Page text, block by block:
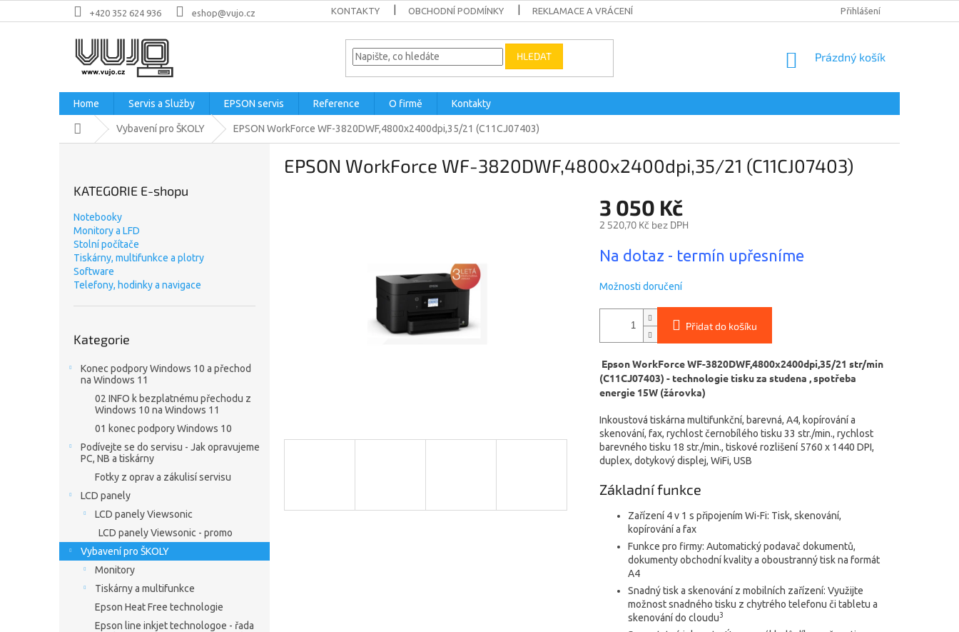
na
+420 352 624 936 eshop@vujo.cz KONTAKTY OBCHODNÍ PODMÍNKY REKLAMACE A VRÁCENÍ PODMÍNKY OCHRANY OSOBNÍCH ÚDAJŮ
Přihlášení
HLEDAT
NÁKUPNÍ
Prázdný košík
Home Servis a Služby EPSON servis Reference O firmě Kontakty
Domů Vybavení pro ŠKOLY EPSON WorkForce WF-3820DWF,4800x2400dpi,35/21 (C11CJ07403)
KATEGORIE E-shopu
Notebooky
Monitory a LFD
Stolní počítače
Tiskárny, multifunkce a plotry
Software
Telefony, hodinky a navigace
kategorie
Kategorie
Konec podpory Windows 10 a přechod
na Windows 11
02 INFO k bezplatnému přechodu z
Windows 10 na Windows 11
01 konec podpory Windows 10
Podívejte se do servisu - Jak opravujeme
PC, NB a tiskárny
Fotky z oprav a zákulisí servisu
LCD panely
LCD panely Viewsonic
LCD panely Viewsonic - promo
Vybavení pro ŠKOLY
Monitory
Tiskárny a multifunkce
Epson Heat Free technologie
Epson line inkjet technologoe - řada
EPSON WorkForce WF-3820DWF,4800x2400dpi,35/21 (C11CJ07403)
3 050 Kč
2 520,70 Kč bez DPH
cena:
Na dotaz - termín upřesníme
Možnosti doručení
Přidat do košíku
Epson WorkForce WF-3820DWF,4800x2400dpi,35/21 str/min
(C11CJ07403) - technologie tisku za studena , spotřeba
energie 15W (žárovka)
Inkoustová tiskárna multifunkční, barevná, A4, kopírování a
skenování, fax, rychlost černobílého tisku 33 str./min., rychlost
barevného tisku 18 str./min., tiskové rozlišení 5760 x 1440 DPI,
duplex, dotykový displej, WiFi, USB
Základní funkce
Zařízení 4 v 1 s připojením Wi-Fi: Tisk, skenování,
kopírování a fax
Funkce pro firmy: Automatický podavač dokumentů,
dokumenty obchodní kvality a oboustranný tisk na formát
A4
Snadný tisk a skenování z mobilních zařízení: Využijte
možnost snadného tisku z chytrého telefonu či tabletu a
skenování do cloudu3